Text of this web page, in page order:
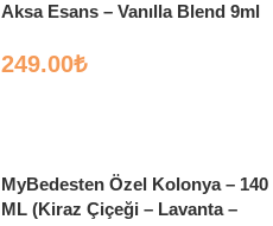
Aksa Esans – Vanılla Blend 9ml
249.00₺
MyBedesten Özel Kolonya – 140
ML (Kiraz Çiçeği – Lavanta –